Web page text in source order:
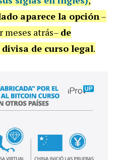
aparece la opción–
meses atrás– de
de curso legal.